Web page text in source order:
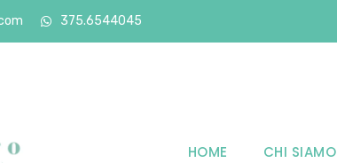
375.6544045
HOME CHI SIAMO